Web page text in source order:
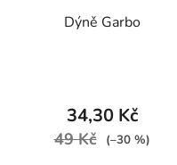
Dýně Garbo
34,30 Kč
49 Kč (–30 %)